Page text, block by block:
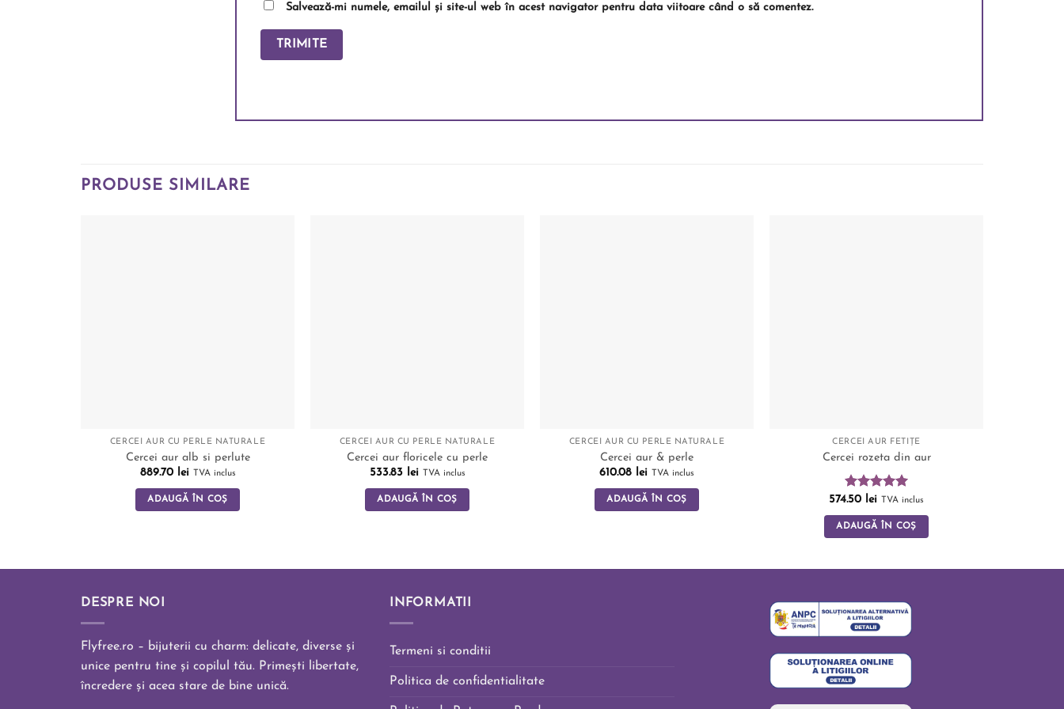
Salvează-mi numele, emailul și site-ul web în acest navigator pentru data viitoare când o să comentez.
PRODUSE SIMILARE
CERCEI AUR CU PERLE NATURALE
Cercei aur alb si perlute
889.70 lei TVA inclus
ADAUGĂ ÎN COȘ
CERCEI AUR CU PERLE NATURALE
Cercei aur floricele cu perle
533.83 lei TVA inclus
ADAUGĂ ÎN COȘ
CERCEI AUR CU PERLE NATURALE
Cercei aur & perle
610.08 lei TVA inclus
ADAUGĂ ÎN COȘ
CERCEI AUR FETIȚE
Cercei rozeta din aur
Evaluat la
574.50 lei TVA inclus
ADAUGĂ ÎN COȘ
DESPRE NOI
Flyfree.ro – bijuterii cu charm: delicate, diverse și
unice pentru tine și copilul tău. Primești libertate,
încredere și acea stare de bine unică.
INFORMATII
Termeni si conditii
Politica de confidentialitate